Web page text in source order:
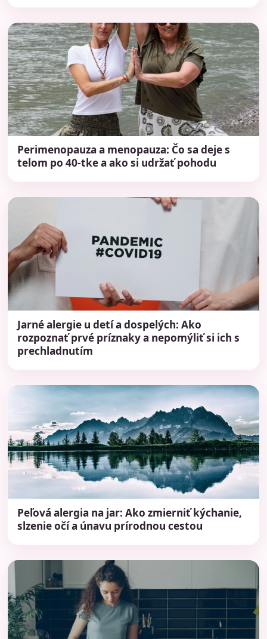
Perimenopauza a menopauza: Čo sa deje s
telom po 40-tke a ako si udržať pohodu
Jarné alergie u detí a dospelých: Ako
rozpoznať prvé príznaky a nepomýliť si ich s
prechladnutím
Peľová alergia na jar: Ako zmierniť kýchanie,
slzenie očí a únavu prírodnou cestou